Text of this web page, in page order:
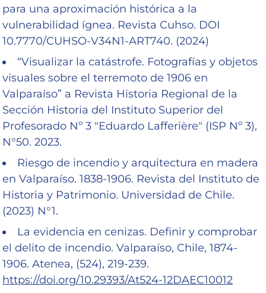
para una aproximación histórica a la
vulnerabilidad ígnea. Revista Cuhso. DOI
10.7770/CUHSO-V34N1-ART740. (2024)
“Visualizar la catástrofe. Fotografías y objetos
visuales sobre el terremoto de 1906 en
Valparaíso” a Revista Historia Regional de la
Sección Historia del Instituto Superior del
Profesorado Nº 3 "Eduardo Lafferière" (ISP Nº 3),
N°50. 2023.
Riesgo de incendio y arquitectura en madera
en Valparaíso. 1838-1906. Revista del Instituto de
Historia y Patrimonio. Universidad de Chile.
(2023) N°1.
La evidencia en cenizas. Definir y comprobar
el delito de incendio. Valparaíso, Chile, 1874-
1906. Atenea, (524), 219-239.
https://doi.org/10.29393/At524-12DAEC10012